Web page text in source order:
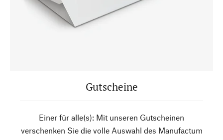
Gutscheine
Einer für alle(s): Mit unseren Gutscheinen
verschenken Sie die volle Auswahl des Manufactum